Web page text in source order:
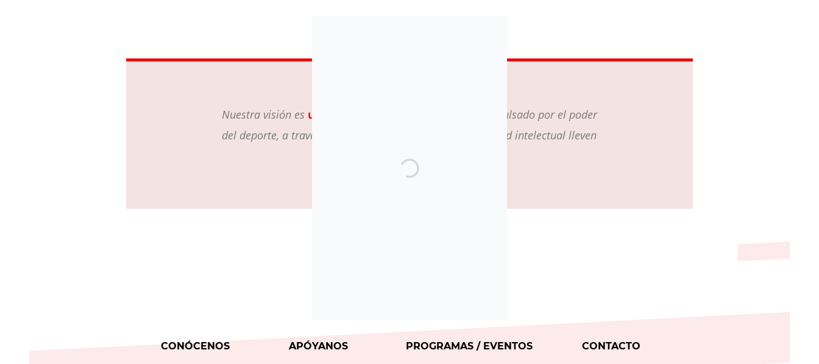
Nuestra visión es un mundo inclusivo para todos
, impulsado por el poder
del deporte, a través del cual las personas con discapacidad intelectual lleven
una vida activa, saludable y plena.
CONÓCENOS APÓYANOS PROGRAMAS / EVENTOS CONTACTO